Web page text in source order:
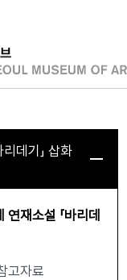
로그인
데기」 삽화
재소설 「바리데
고자료